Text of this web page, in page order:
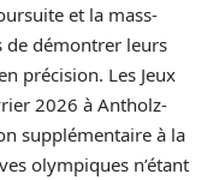
et la mass-
de démontrer leurs
précision. Les Jeux
2026 à Antholz-
supplémentaire à la
olympiques n’étant